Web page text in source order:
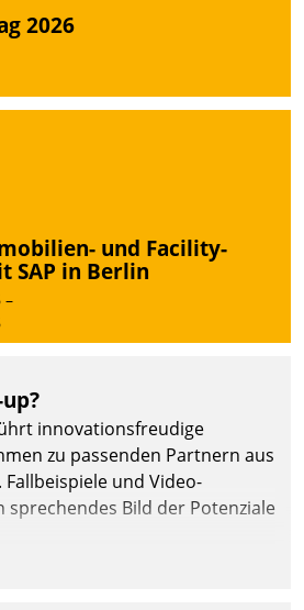
2026
und Facility-
SAP in Berlin
–
innovationsfreudige
zu passenden Partnern aus
und Video-
sprechendes Bild der Potenziale